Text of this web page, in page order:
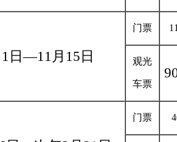
日—11月15日
门票
观光
车票
门票